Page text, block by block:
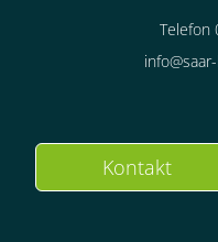
Telefon
Kontakt